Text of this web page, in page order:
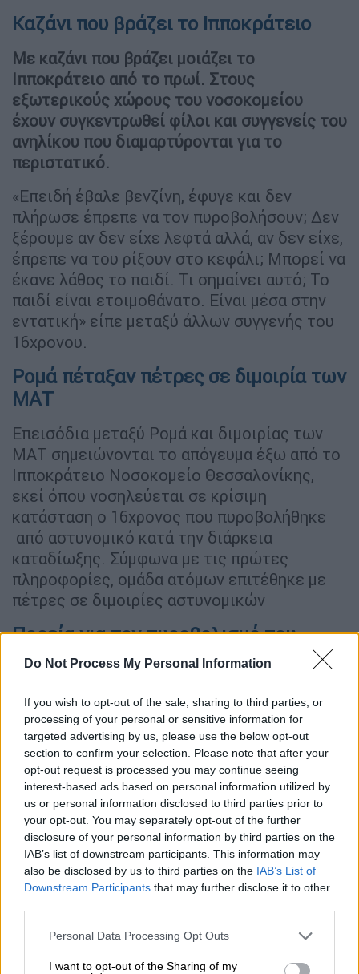
Do Not Process My Personal Information
If you wish to opt-out of the sale, sharing to third parties, or
processing of your personal or sensitive information for
targeted advertising by us, please use the below opt-out
section to confirm your selection. Please note that after your
opt-out request is processed you may continue seeing
interest-based ads based on personal information utilized by
us or personal information disclosed to third parties prior to
your opt-out. You may separately opt-out of the further
disclosure of your personal information by third parties on the
IAB’s list of downstream participants. This information may
also be disclosed by us to third parties on the IAB’s List of
Downstream Participants that may further disclose it to other
Please note that this website/app uses one or more Google
not limited to your visit or usage behaviour. You may click to
Personal Data Processing Opt Outs
I want to opt-out of the Sharing of my
Καζάνι που βράζει το Ιπποκράτειο
Με καζάνι που βράζει μοιάζει το
Ιπποκράτειο από το πρωί. Στους
εξωτερικούς χώρους του νοσοκομείου
έχουν συγκεντρωθεί φίλοι και συγγενείς του
ανηλίκου που διαμαρτύρονται για το
περιστατικό.
«Επειδή έβαλε βενζίνη, έφυγε και δεν
πλήρωσε έπρεπε να τον πυροβολήσουν; Δεν
ξέρουμε αν δεν είχε λεφτά αλλά, αν δεν είχε,
έπρεπε να του ρίξουν στο κεφάλι; Μπορεί να
έκανε λάθος το παιδί. Τι σημαίνει αυτό; Το
παιδί είναι ετοιμοθάνατο. Είναι μέσα στην
εντατική» είπε μεταξύ άλλων συγγενής του
16χρονου.
Ρομά πέταξαν πέτρες σε διμοιρία των
ΜΑΤ
Επεισόδια μεταξύ Ρομά και διμοιρίας των
ΜΑΤ σημειώνονται το απόγευμα έξω από το
Ιπποκράτειο Νοσοκομείο Θεσσαλονίκης,
εκεί όπου νοσηλεύεται σε κρίσιμη
κατάσταση ο 16χρονος που πυροβολήθηκε
από αστυνομικό κατά την διάρκεια
καταδίωξης. Σύμφωνα με τις πρώτες
πληροφορίες, ομάδα ατόμων επιτέθηκε με
πέτρες σε διμοιρίες αστυνομικών
Πορεία για τον πυροβολισμό του
16χρονου από αστυνομικό
καλούν αριστερές και αναρχικές
συλλογικότητες στη Θεσσαλονίκη με
αφορμή τον πυροβολισμό του 16χρονου μετά
από την καταδίωξή του από αστυνομικό. Το
κάλεσμα είναι στις 19:00 στην Καμάρα.
Το κείμενο, μεταξύ άλλων, αναφέρει:
«Σφαίρα στο κεφάλι 16 χρόνου μετά από
καταδίωξη από τα ένστολα καθάρματα της
ελληνικής αστυνομίας. 14 χρόνια μετά από
την εν ψυχρώ δολοφονία του Αλέξη
Γρηγορόπουλου, βρισκόμαστε στο ίδιο έργο